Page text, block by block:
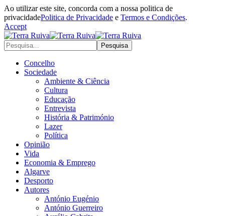
Ao utilizar este site, concorda com a nossa politica de
privacidadePolitica de Privacidade e Termos e Condições.
Accept
Concelho
Sociedade
Ambiente & Ciência
Cultura
Educação
Entrevista
História & Património
Lazer
Política
Opinião
Vida
Economia & Emprego
Algarve
Desporto
Autores
António Eugénio
António Guerreiro